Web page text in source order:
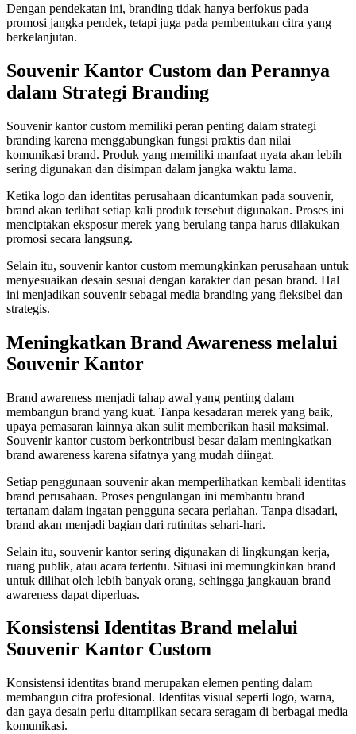
Dengan pendekatan ini, branding tidak hanya berfokus pada
promosi jangka pendek, tetapi juga pada pembentukan citra yang
berkelanjutan.
Souvenir Kantor Custom dan Perannya
dalam Strategi Branding
Souvenir kantor custom memiliki peran penting dalam strategi
branding karena menggabungkan fungsi praktis dan nilai
komunikasi brand. Produk yang memiliki manfaat nyata akan lebih
sering digunakan dan disimpan dalam jangka waktu lama.
Ketika logo dan identitas perusahaan dicantumkan pada souvenir,
brand akan terlihat setiap kali produk tersebut digunakan. Proses ini
menciptakan eksposur merek yang berulang tanpa harus dilakukan
promosi secara langsung.
Selain itu, souvenir kantor custom memungkinkan perusahaan untuk
menyesuaikan desain sesuai dengan karakter dan pesan brand. Hal
ini menjadikan souvenir sebagai media branding yang fleksibel dan
strategis.
Meningkatkan Brand Awareness melalui
Souvenir Kantor
Brand awareness menjadi tahap awal yang penting dalam
membangun brand yang kuat. Tanpa kesadaran merek yang baik,
upaya pemasaran lainnya akan sulit memberikan hasil maksimal.
Souvenir kantor custom berkontribusi besar dalam meningkatkan
brand awareness karena sifatnya yang mudah diingat.
Setiap penggunaan souvenir akan memperlihatkan kembali identitas
brand perusahaan. Proses pengulangan ini membantu brand
tertanam dalam ingatan pengguna secara perlahan. Tanpa disadari,
brand akan menjadi bagian dari rutinitas sehari-hari.
Selain itu, souvenir kantor sering digunakan di lingkungan kerja,
ruang publik, atau acara tertentu. Situasi ini memungkinkan brand
untuk dilihat oleh lebih banyak orang, sehingga jangkauan brand
awareness dapat diperluas.
Konsistensi Identitas Brand melalui
Souvenir Kantor Custom
Konsistensi identitas brand merupakan elemen penting dalam
membangun citra profesional. Identitas visual seperti logo, warna,
dan gaya desain perlu ditampilkan secara seragam di berbagai media
komunikasi.